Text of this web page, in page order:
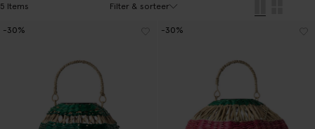
5 Items Filter & sorteer
-30% -30%